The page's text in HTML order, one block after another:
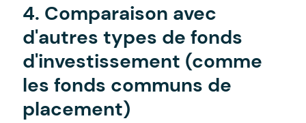
4. Comparaison avec
d'autres types de fonds
d'investissement (comme
les fonds communs de
placement)